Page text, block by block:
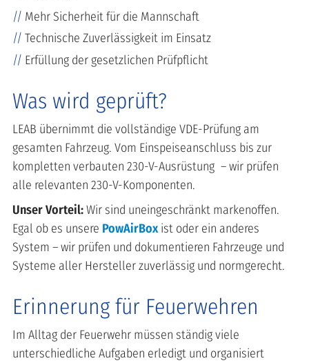
Mehr Sicherheit für die Mannschaft
Technische Zuverlässigkeit im Einsatz
Erfüllung der gesetzlichen Prüfpflicht
Was wird geprüft?
LEAB übernimmt die vollständige VDE-Prüfung am
gesamten Fahrzeug. Vom Einspeiseanschluss bis zur
kompletten verbauten 230-V-Ausrüstung – wir prüfen
alle relevanten 230-V-Komponenten.
Unser Vorteil:Wir sind uneingeschränkt markenoffen.
Egal ob es unsere PowAirBoxist oder ein anderes
System – wir prüfen und dokumentieren Fahrzeuge und
Systeme aller Hersteller zuverlässig und normgerecht.
Erinnerung für Feuerwehren
Im Alltag der Feuerwehr müssen ständig viele
unterschiedliche Aufgaben erledigt und organisiert